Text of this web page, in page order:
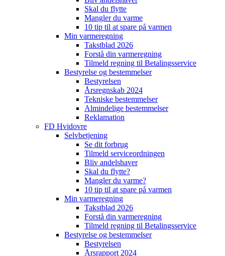
Skal du flytte
Mangler du varme
10 tip til at spare på varmen
Min varmeregning
Takstblad 2026
Forstå din varmeregning
Tilmeld regning til Betalingsservice
Bestyrelse og bestemmelser
Bestyrelsen
Årsregnskab 2024
Tekniske bestemmelser
Almindelige bestemmelser
Reklamation
FD Hvidovre
Selvbetjening
Se dit forbrug
Tilmeld serviceordningen
Bliv andelshaver
Skal du flytte?
Mangler du varme?
10 tip til at spare på varmen
Min varmeregning
Takstblad 2026
Forstå din varmeregning
Tilmeld regning til Betalingsservice
Bestyrelse og bestemmelser
Bestyrelsen
Årsrapport 2024